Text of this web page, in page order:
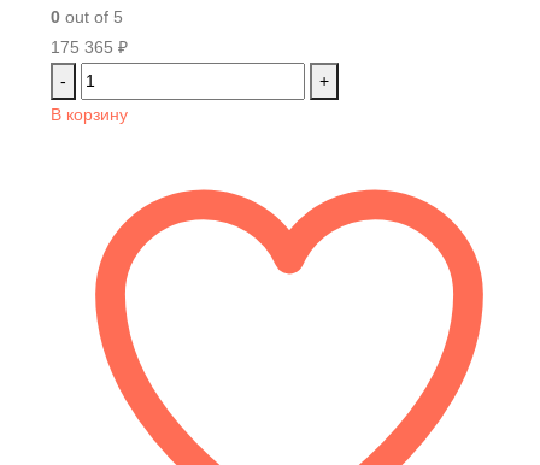
0 out of 5
175 365 ₽
-
+
В корзину